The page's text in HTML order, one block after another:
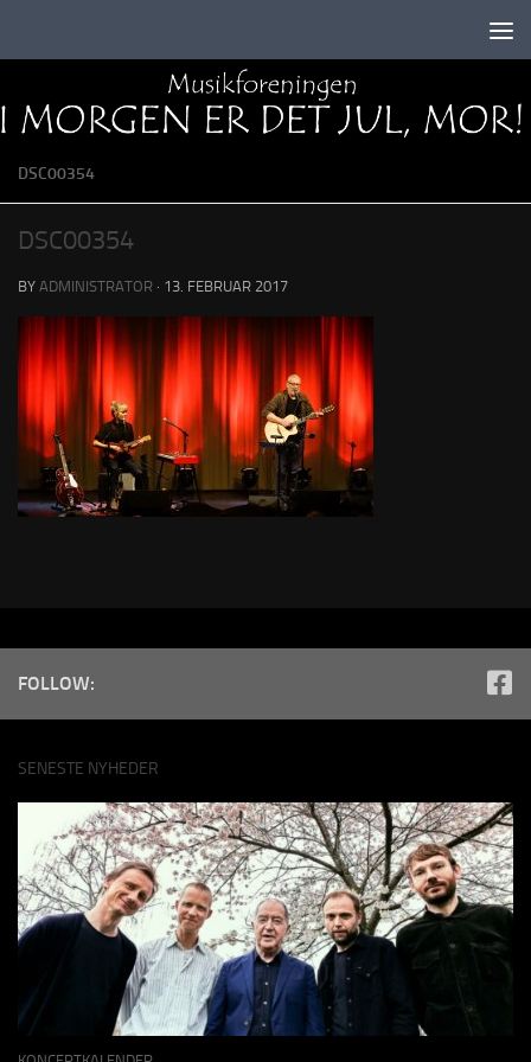
DSC00354
DSC00354
BY ADMINISTRATOR · 13. FEBRUAR 2017
FOLLOW:
SENESTE NYHEDER